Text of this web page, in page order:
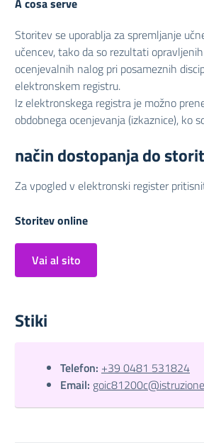
A cosa serve
Storitev se uporablja za spremljanje
učencev, tako da so rezultati
ocenjevalnih nalog pri posameznih
elektronskem registru.
Iz elektronskega registra je možno
obdobnega ocenjevanja (izkaznice), ko
način dostopanja do
Za vpogled v elektronski register
Storitev online
Vai al sito
Stiki
Telefon: +39 0481 531824
Email: